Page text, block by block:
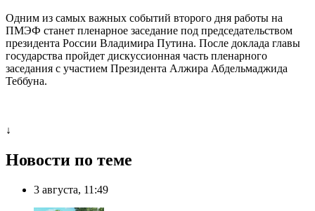
Одним из самых важных событий второго дня работы на
ПМЭФ станет пленарное заседание под председательством
президента России Владимира Путина. После доклада главы
государства пройдет дискуссионная часть пленарного
заседания с участием Президента Алжира Абдельмаджида
Теббуна.
↓
Новости по теме
3 августа, 11:49